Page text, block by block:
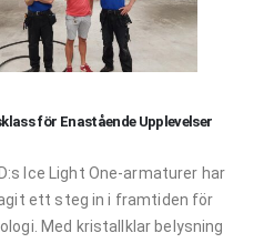
för Enastående Upplevelser
Ice Light One-armaturer har
ett steg in i framtiden för
Med kristallklar belysning